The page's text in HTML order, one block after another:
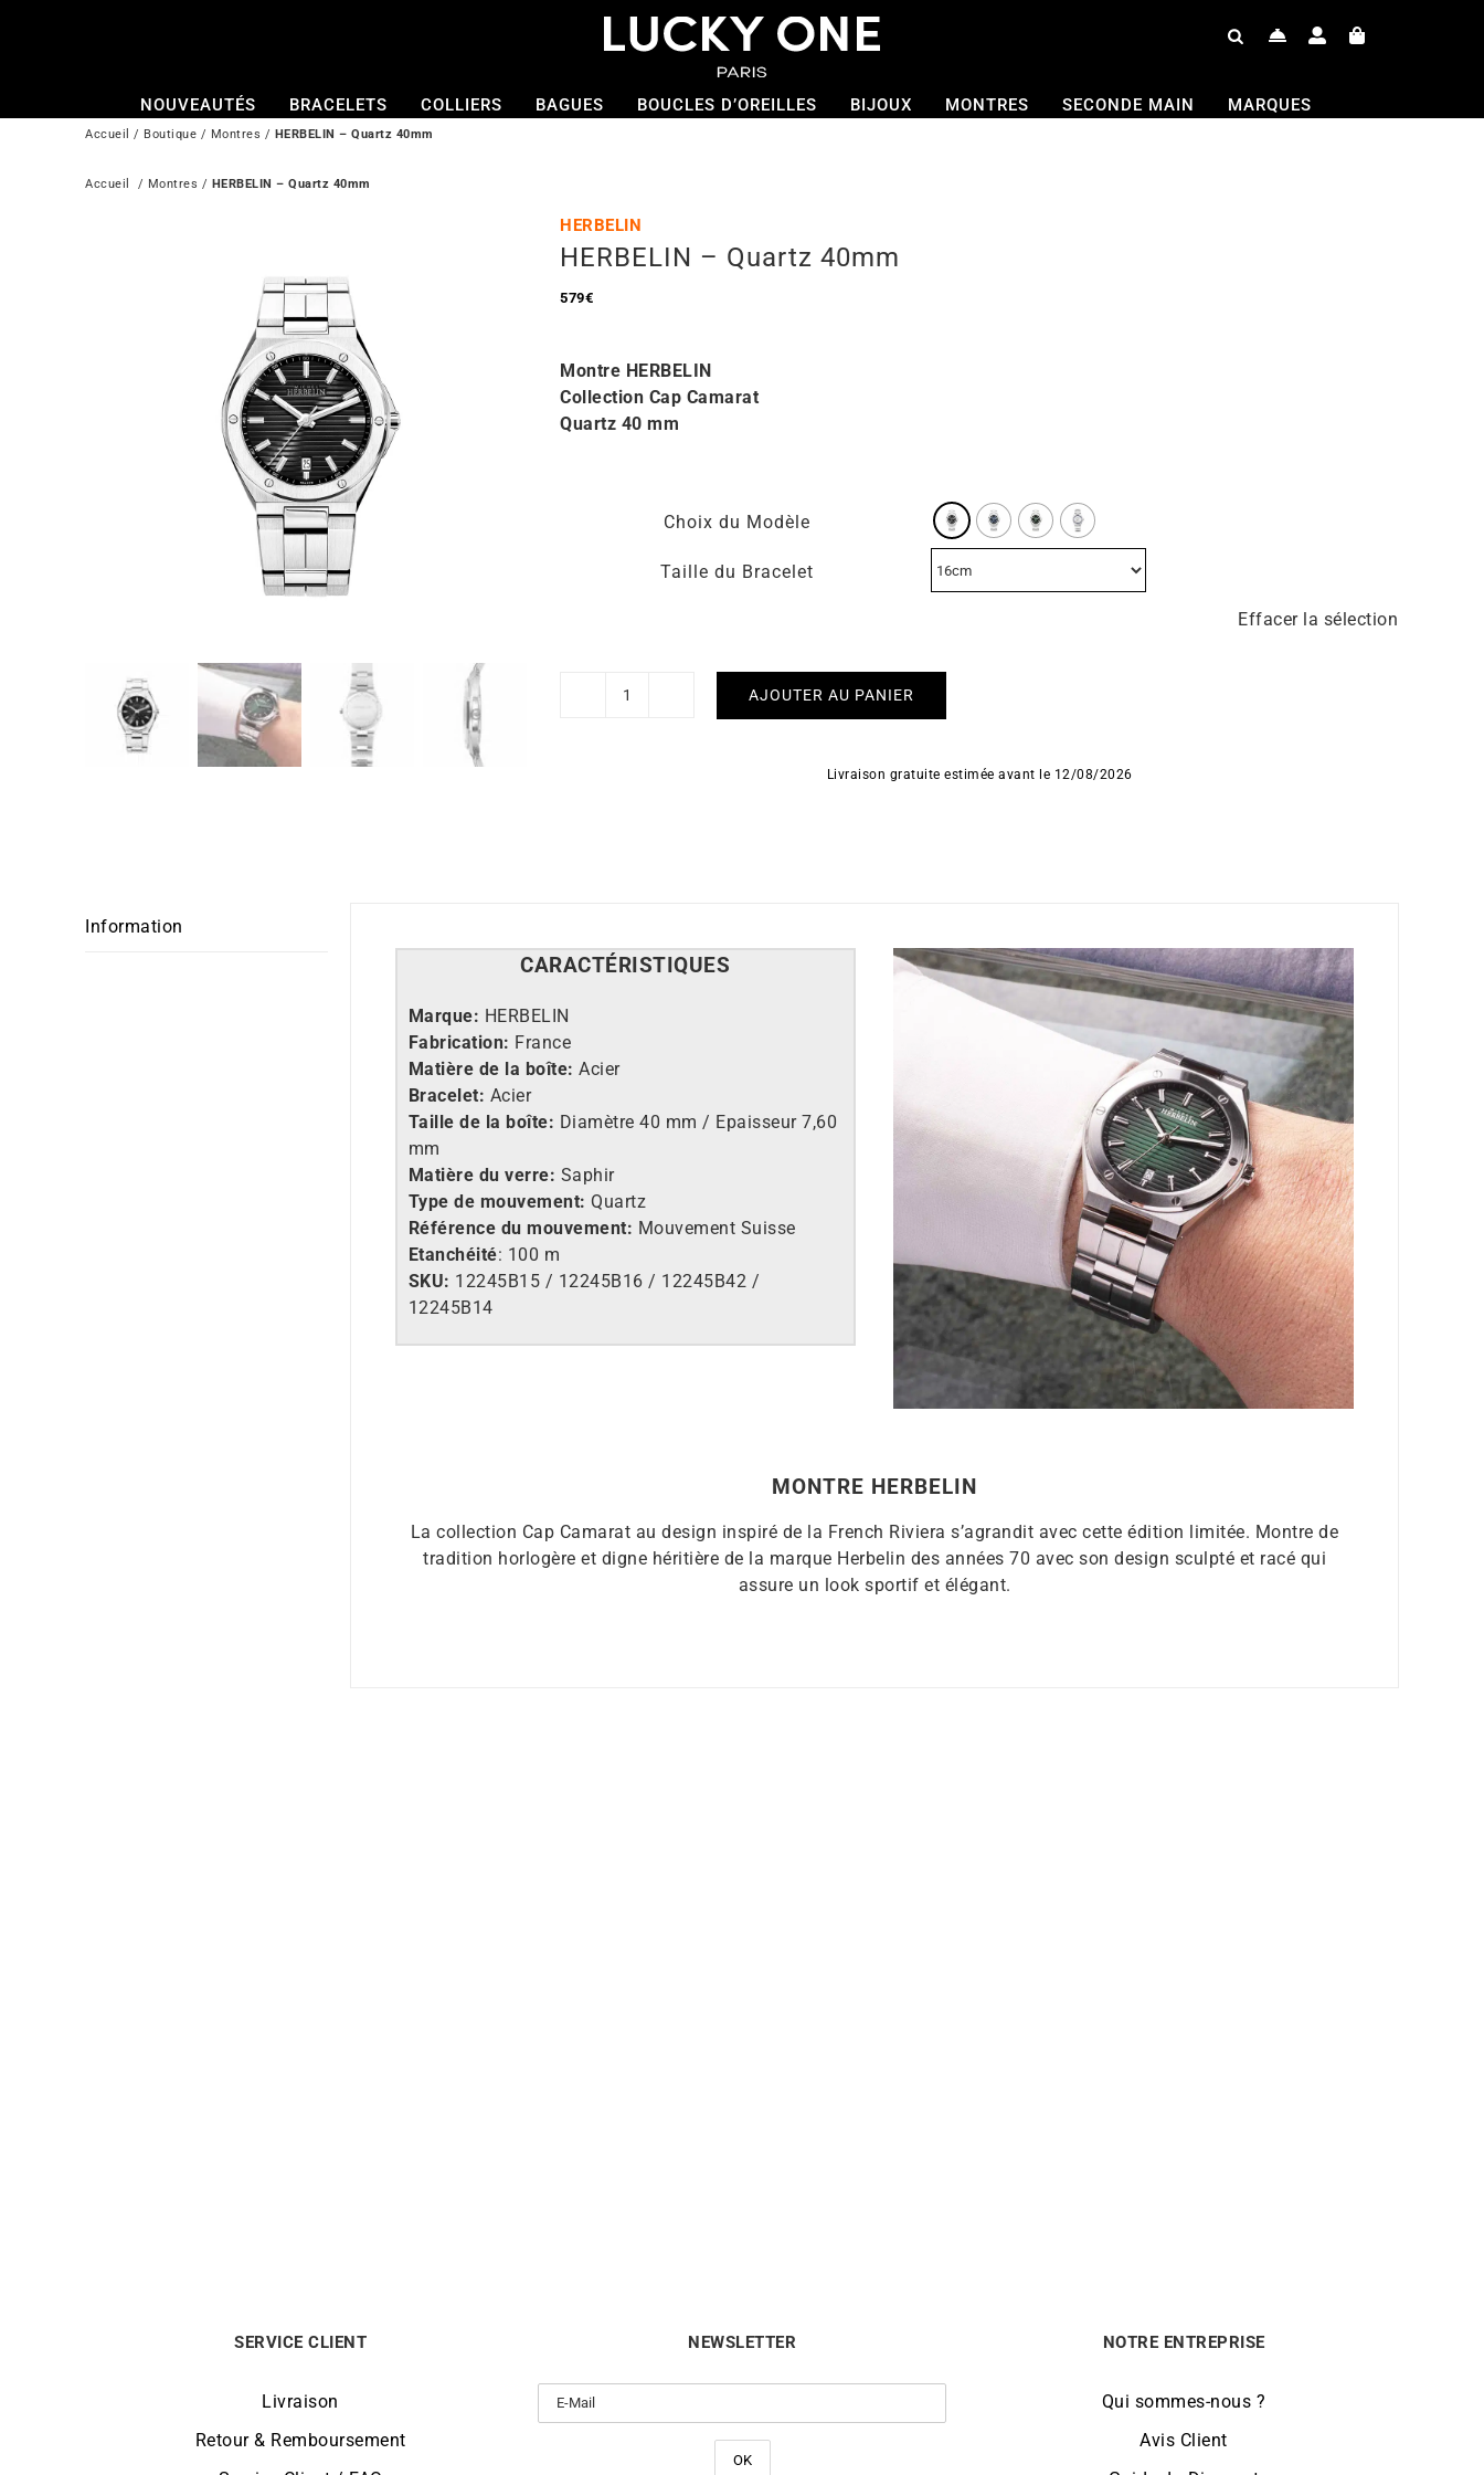
NOUVEAUTÉS BRACELETS COLLIERS BAGUES BOUCLES D’OREILLES BIJOUX MONTRES SECONDE MAIN MARQUES
Accueil / Boutique / Montres / HERBELIN – Quartz 40mm
Accueil
  /
Montres / HERBELIN – Quartz 40mm
HERBELIN
HERBELIN – Quartz 40mm
579€
Montre HERBELIN
Collection Cap Camarat
Quartz 40 mm
Choix du Modèle
Taille du Bracelet
Effacer la sélection
quantité
AJOUTER AU PANIER
Livraison gratuite estimée avant le 12/08/2026
Information
CARACTÉ RISTIQUES
Marque: HERBELIN
Fabrication: France
Matière de la boîte: Acier
Bracelet: Acier
Taille de la boîte: Diamètre 40 mm / Epaisseur 7,60
mm
Matière du verre: Saphir
Type de mouvement: Quartz
Référence du mouvement: Mouvement Suisse
Etanchéité: 100 m
SKU: 12245B15 / 12245B16 / 12245B42 /
12245B14
MONTRE HERBELIN
La collection Cap Camarat au design inspiré de la French Riviera s’agrandit avec cette édition limitée. Montre de
tradition horlogère et digne héritière de la marque Herbelin des années 70 avec son design sculpté et racé qui
assure un look sportif et élégant.
SERVICE CLIENT
Livraison
Retour & Remboursement
NEWSLETTER NOTRE ENTREPRISE
Qui sommes-nous ?
Avis Client